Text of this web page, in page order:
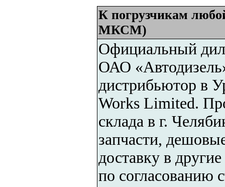
К погрузчикам
МКСМ)
Официальный
ОАО
дистрибьютор в
Works Limited.
склада в г.
запчасти,
доставку в
по согласованию